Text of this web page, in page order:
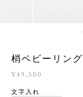
梢ベビーリング
¥49,500
文字入れ